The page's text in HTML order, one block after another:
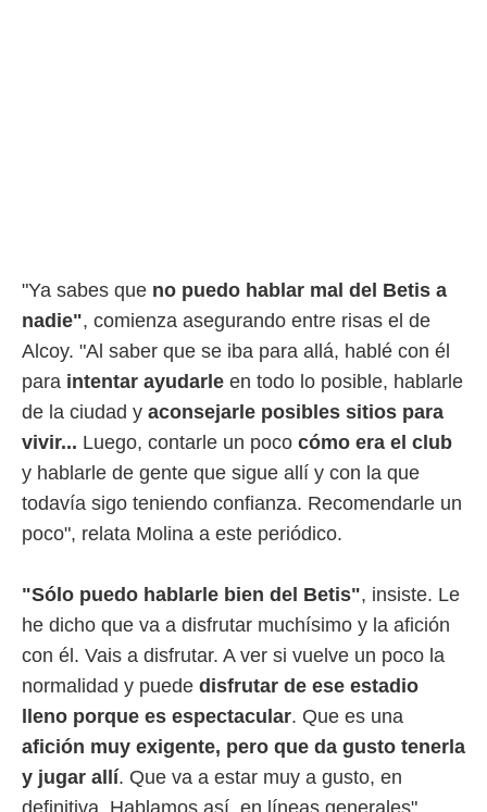
perfiles
utilizar
crear un
uso de
medir el
o a través
de
de
con el
"Ya sabes que no puedo hablar mal del Betis a
nadie", comienza asegurando entre risas el de
Alcoy. "Al saber que se iba para allá, hablé con él
para intentar ayudarle en todo lo posible, hablarle
de la ciudad y aconsejarle posibles sitios para
vivir... Luego, contarle un poco cómo era el club
y hablarle de gente que sigue allí y con la que
todavía sigo teniendo confianza. Recomendarle un
poco", relata Molina a este periódico.
"Sólo puedo hablarle bien del Betis", insiste. Le
he dicho que va a disfrutar muchísimo y la afición
con él. Vais a disfrutar. A ver si vuelve un poco la
normalidad y puede disfrutar de ese estadio
lleno porque es espectacular. Que es una
afición muy exigente, pero que da gusto tenerla
y jugar allí. Que va a estar muy a gusto, en